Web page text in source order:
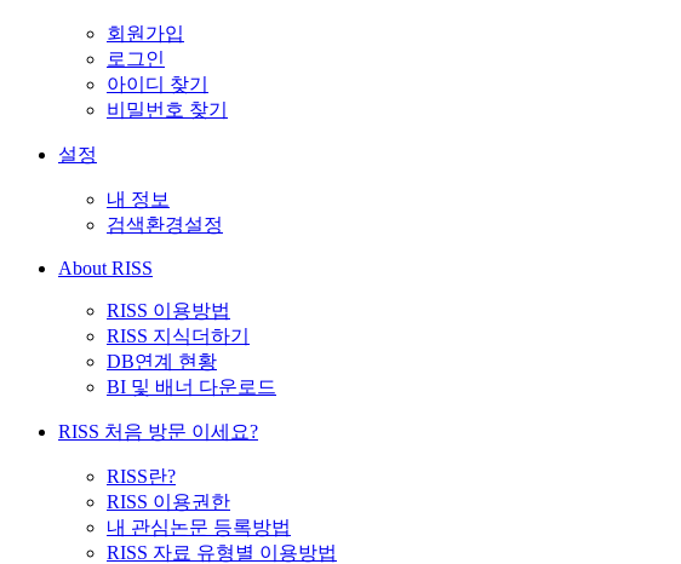
회원가입
로그인
아이디 찾기
비밀번호 찾기
설정
내 정보
검색환경설정
About RISS
RISS 이용방법
RISS 지식더하기
DB연계 현황
BI 및 배너 다운로드
RISS 처음 방문 이세요?
RISS란?
RISS 이용권한
내 관심논문 등록방법
RISS 자료 유형별 이용방법